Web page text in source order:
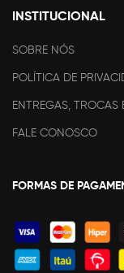
INSTITUCIONAL
SOBRE NÓS
POLÍTICA DE
ENTREGAS, TROCAS
FALE CONOSCO
FORMAS DE